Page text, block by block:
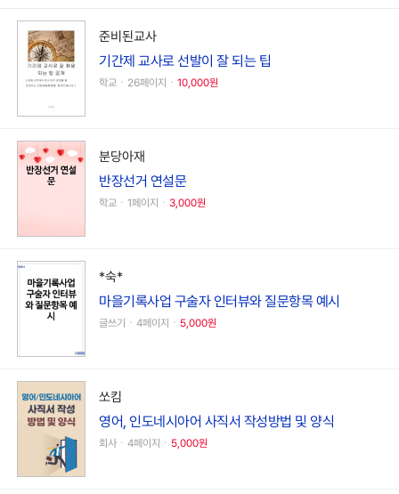
준비된교사
기간제 교사로 선발이 잘 되는 팁
학교ㆍ26페이지ㆍ 10,000원
분당아재
반장선거 연설문
학교ㆍ1페이지ㆍ 3,000원
*숙*
마을기록사업 구술자 인터뷰와 질문항목 예시
글쓰기ㆍ4페이지ㆍ 5,000원
쏘킴
영어, 인도네시아어 사직서 작성방법 및 양식
회사ㆍ4페이지ㆍ 5,000원